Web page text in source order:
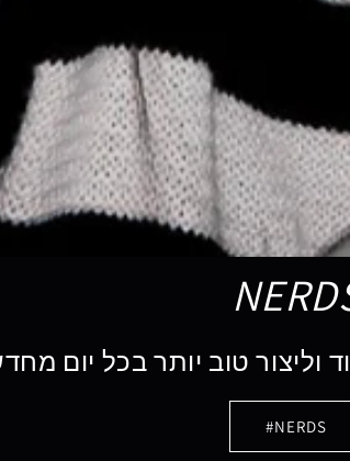
וליצור טוב יותר בכל יום
NERDS#